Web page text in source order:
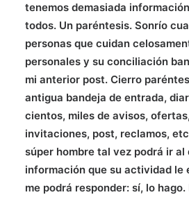
tenemos demasiada
todos. Un paréntesis. Sonrío
personas que cuidan
personales y su conciliación
mi anterior post. Cierro
antigua bandeja de entrada,
cientos, miles de avisos,
invitaciones, post, reclamos,
súper hombre tal vez podrá ir al
información que su actividad le
me podrá responder: sí, lo